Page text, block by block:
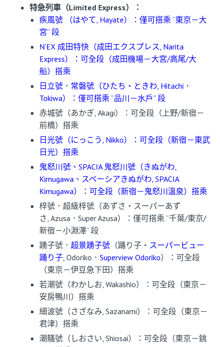
特急列車（Limited Express）：
疾風號 （はやて, Hayate）：僅可搭乘 “東京－大
宮” 段
N’EX 成田特快（成田エクスプレス, Narita
Express）：可全段（成田機場－大宮/高尾/大
船）搭乘
日立號．常磐號（ひたち・ときわ, Hitachi．
Tokiwa）：僅可搭乘 “品川－水戶” 段
赤城號（あかぎ, Akagi）：可全段（上野/新宿－
前橋）搭乘
日光號（にっこう, Nikko）：可全段（新宿－東武
日光）搭乘
鬼怒川號、SPACIA 鬼怒川號（きぬがわ,
Kimugawa、スペーシアきぬがわ, SPACIA
Kimugawa）：可全段（新宿－鬼怒川溫泉）搭乘
梓號．超級梓號（あずさ・スーパーあず
さ, Azusa．Super Azusa）：僅可搭乘 “千葉/東京/
新宿－小淵澤” 段
踴子號． 超景踴子號 （踊り子・ スーパービュー
踊り子, Odoriko． Superview Odoriko）：可全段
（東京－伊豆急下田）搭乘
若潮號（わかしお, Wakashio）：可全段（東京－
安房鴨川）搭乘
細波號（さざなみ, Sazanami）：可全段（東京－
君津）搭乘
潮騷號（しおさい, Shiosai）：可全段（東京－銚